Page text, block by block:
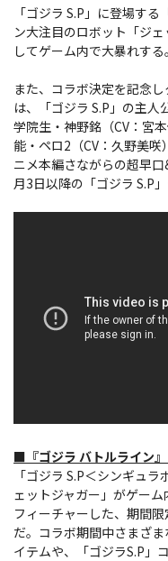
「ゴジラ S.P」に登場す
ン大注目のロボット「ジ
してゲーム内で大暴れする。
また、コラボ決定を記念
は、「ゴジラ S.P」の主
学院生・神野銘（CV：宮
能・ペロ2（CV：久野美
ニメ本編さながらの超早
月3日以降の「ゴジラ S.P
■『ゴジラ バトルライン
「ゴジラ S.P＜シンギュ
ェットジャガー」がゲー
フィーチャーした、期間
だ。コラボ期間中さまざ
イテムや、「ゴジラS.P」